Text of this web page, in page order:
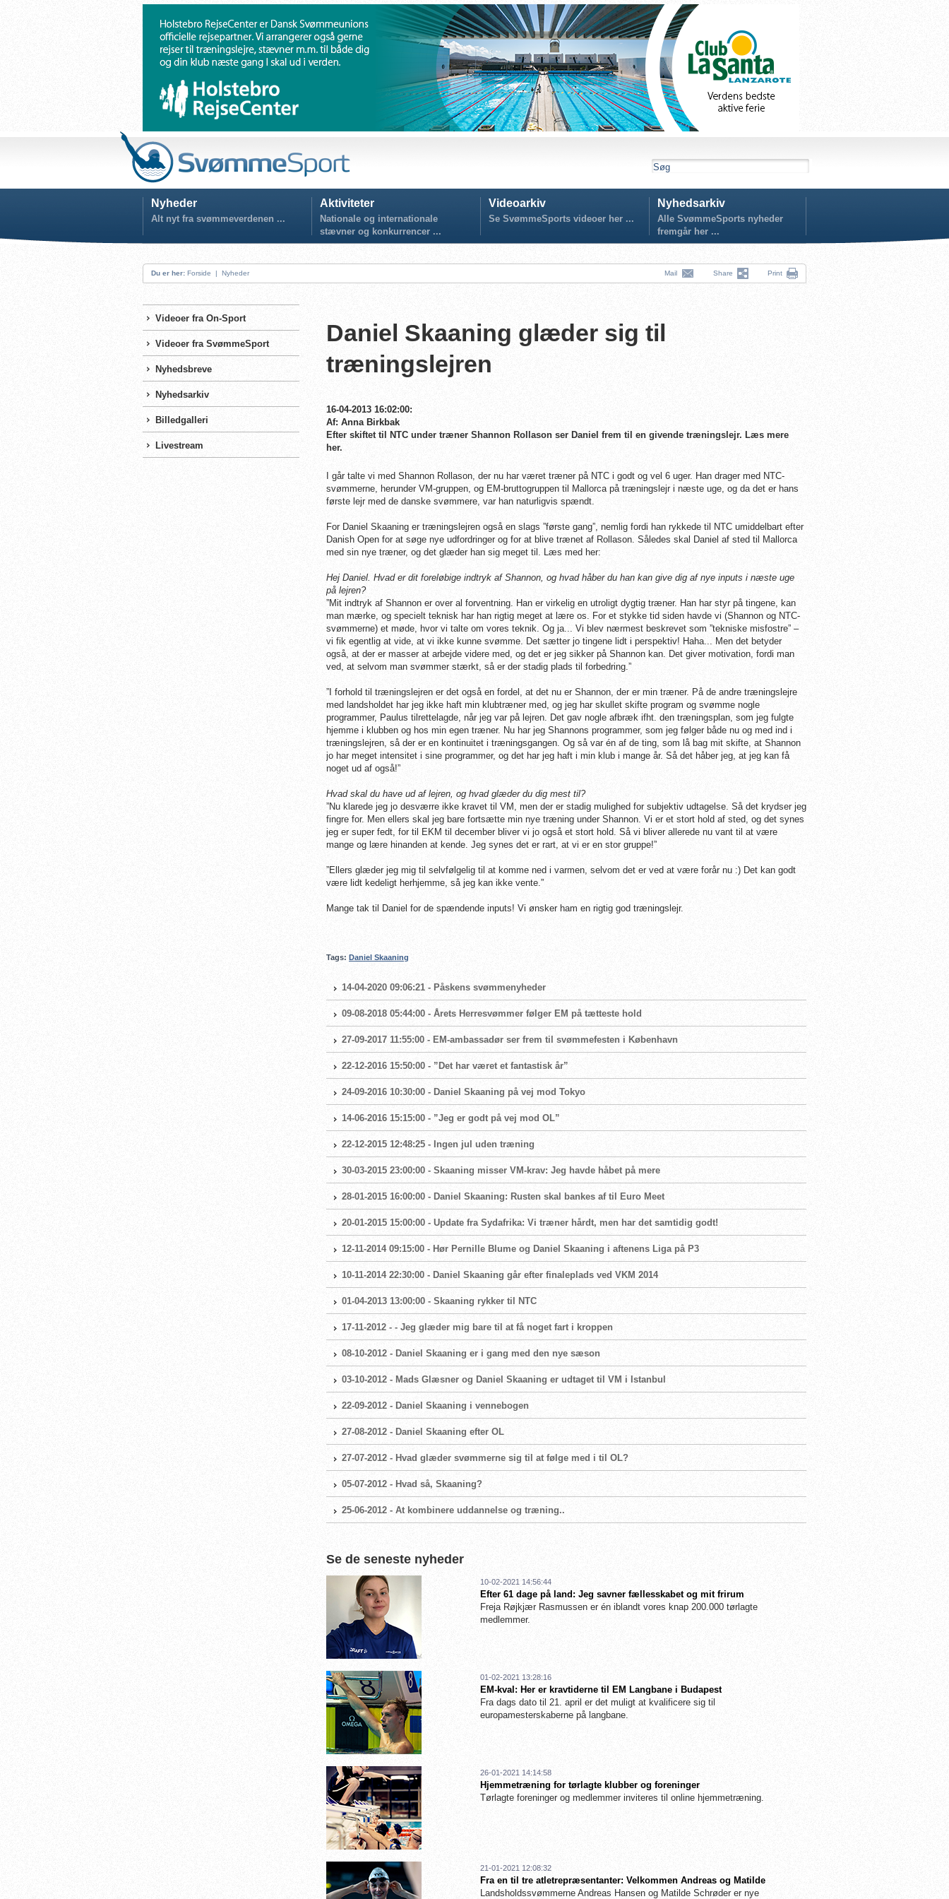
Nyheder
Alt nyt fra svømmeverdenen ...
Aktiviteter
Nationale og internationale
stævner og konkurrencer ...
Videoarkiv
Se SvømmeSports videoer her ...
Nyhedsarkiv
Alle SvømmeSports nyheder
fremgår her ...
Du er her: Forside | Nyheder Mail Share Print
Videoer fra On-Sport
Videoer fra SvømmeSport
Nyhedsbreve
Nyhedsarkiv
Billedgalleri
Livestream
Daniel Skaaning glæder sig til
træningslejren
16-04-2013 16:02:00:
Af: Anna Birkbak
Efter skiftet til NTC under træner Shannon Rollason ser Daniel frem til en givende træningslejr. Læs mere
her.
I går talte vi med Shannon Rollason, der nu har været træner på NTC i godt og vel 6 uger. Han drager med NTC-
svømmerne, herunder VM-gruppen, og EM-bruttogruppen til Mallorca på træningslejr i næste uge, og da det er hans
første lejr med de danske svømmere, var han naturligvis spændt.
For Daniel Skaaning er træningslejren også en slags ”første gang”, nemlig fordi han rykkede til NTC umiddelbart efter
Danish Open for at søge nye udfordringer og for at blive trænet af Rollason. Således skal Daniel af sted til Mallorca
med sin nye træner, og det glæder han sig meget til. Læs med her:
Hej Daniel. Hvad er dit foreløbige indtryk af Shannon, og hvad håber du han kan give dig af nye inputs i næste uge
på lejren?
”Mit indtryk af Shannon er over al forventning. Han er virkelig en utroligt dygtig træner. Han har styr på tingene, kan
man mærke, og specielt teknisk har han rigtig meget at lære os. For et stykke tid siden havde vi (Shannon og NTC-
svømmerne) et møde, hvor vi talte om vores teknik. Og ja... Vi blev nærmest beskrevet som ”tekniske misfostre” –
vi fik egentlig at vide, at vi ikke kunne svømme. Det sætter jo tingene lidt i perspektiv! Haha... Men det betyder
også, at der er masser at arbejde videre med, og det er jeg sikker på Shannon kan. Det giver motivation, fordi man
ved, at selvom man svømmer stærkt, så er der stadig plads til forbedring.”
”I forhold til træningslejren er det også en fordel, at det nu er Shannon, der er min træner. På de andre træningslejre
med landsholdet har jeg ikke haft min klubtræner med, og jeg har skullet skifte program og svømme nogle
programmer, Paulus tilrettelagde, når jeg var på lejren. Det gav nogle afbræk ifht. den træningsplan, som jeg fulgte
hjemme i klubben og hos min egen træner. Nu har jeg Shannons programmer, som jeg følger både nu og med ind i
træningslejren, så der er en kontinuitet i træningsgangen. Og så var én af de ting, som lå bag mit skifte, at Shannon
jo har meget intensitet i sine programmer, og det har jeg haft i min klub i mange år. Så det håber jeg, at jeg kan få
noget ud af også!”
Hvad skal du have ud af lejren, og hvad glæder du dig mest til?
”Nu klarede jeg jo desværre ikke kravet til VM, men der er stadig mulighed for subjektiv udtagelse. Så det krydser jeg
fingre for. Men ellers skal jeg bare fortsætte min nye træning under Shannon. Vi er et stort hold af sted, og det synes
jeg er super fedt, for til EKM til december bliver vi jo også et stort hold. Så vi bliver allerede nu vant til at være
mange og lære hinanden at kende. Jeg synes det er rart, at vi er en stor gruppe!”
”Ellers glæder jeg mig til selvfølgelig til at komme ned i varmen, selvom det er ved at være forår nu :) Det kan godt
være lidt kedeligt herhjemme, så jeg kan ikke vente.”
Mange tak til Daniel for de spændende inputs! Vi ønsker ham en rigtig god træningslejr.
Tags: Daniel Skaaning
14-04-2020 09:06:21 - Påskens svømmenyheder
09-08-2018 05:44:00 - Årets Herresvømmer følger EM på tætteste hold
27-09-2017 11:55:00 - EM-ambassadør ser frem til svømmefesten i København
22-12-2016 15:50:00 - ”Det har været et fantastisk år”
24-09-2016 10:30:00 - Daniel Skaaning på vej mod Tokyo
14-06-2016 15:15:00 - ”Jeg er godt på vej mod OL”
22-12-2015 12:48:25 - Ingen jul uden træning
30-03-2015 23:00:00 - Skaaning misser VM-krav: Jeg havde håbet på mere
28-01-2015 16:00:00 - Daniel Skaaning: Rusten skal bankes af til Euro Meet
20-01-2015 15:00:00 - Update fra Sydafrika: Vi træner hårdt, men har det samtidig godt!
12-11-2014 09:15:00 - Hør Pernille Blume og Daniel Skaaning i aftenens Liga på P3
10-11-2014 22:30:00 - Daniel Skaaning går efter finaleplads ved VKM 2014
01-04-2013 13:00:00 - Skaaning rykker til NTC
17-11-2012 - - Jeg glæder mig bare til at få noget fart i kroppen
08-10-2012 - Daniel Skaaning er i gang med den nye sæson
03-10-2012 - Mads Glæsner og Daniel Skaaning er udtaget til VM i Istanbul
22-09-2012 - Daniel Skaaning i vennebogen
27-08-2012 - Daniel Skaaning efter OL
27-07-2012 - Hvad glæder svømmerne sig til at følge med i til OL?
05-07-2012 - Hvad så, Skaaning?
25-06-2012 - At kombinere uddannelse og træning..
Se de seneste nyheder
10-02-2021 14:56:44
Efter 61 dage på land: Jeg savner fællesskabet og mit frirum
Freja Røjkjær Rasmussen er én iblandt vores knap 200.000 tørlagte
medlemmer.
01-02-2021 13:28:16
EM-kval: Her er kravtiderne til EM Langbane i Budapest
Fra dags dato til 21. april er det muligt at kvalificere sig til
europamesterskaberne på langbane.
26-01-2021 14:14:58
Hjemmetræning for tørlagte klubber og foreninger
Tørlagte foreninger og medlemmer inviteres til online hjemmetræning.
21-01-2021 12:08:32
Fra en til tre atletrepræsentanter: Velkommen Andreas og Matilde
Landsholdssvømmerne Andreas Hansen og Matilde Schrøder er nye